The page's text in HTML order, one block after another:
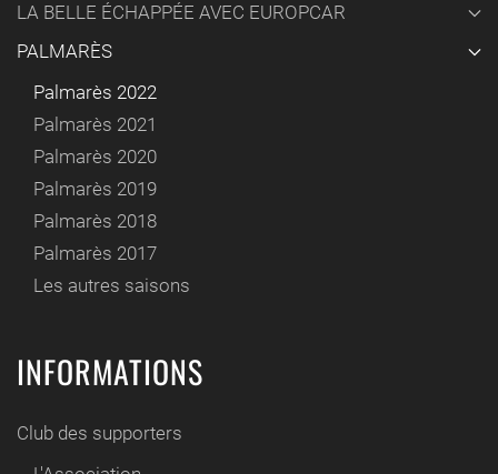
LA BELLE ÉCHAPPÉE AVEC EUROPCAR
PALMARÈS
Palmarès 2022
Palmarès 2021
Palmarès 2020
Palmarès 2019
Palmarès 2018
Palmarès 2017
Les autres saisons
INFORMATIONS
Club des supporters